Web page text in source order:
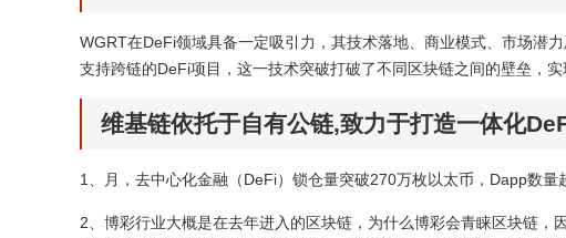
WGRT在DeFi领域具备一定吸引力，其技术落地、商业模式、市场潜
支持跨链的DeFi项目，这一技术突破打破了不同区块链之间的壁垒，实
维基链依托于自有公链,致力于打造一体化
1、月，去中心化金融（DeFi）锁仓量突破270万枚以太币，Dapp数量
2、博彩行业大概是在去年进入的区块链，为什么博彩会青睐区块链